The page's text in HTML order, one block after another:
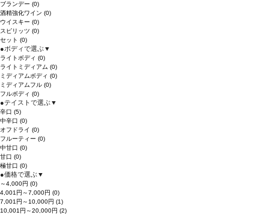
ブランデー (0)
酒精強化ワイン (0)
ウイスキー (0)
スピリッツ (0)
セット (0)
●ボディで選ぶ▼
ライトボディ (0)
ライトミディアム (0)
ミディアムボディ (0)
ミディアムフル (0)
フルボディ (0)
●テイストで選ぶ▼
辛口 (5)
中辛口 (0)
オフドライ (0)
フルーティー (0)
中甘口 (0)
甘口 (0)
極甘口 (0)
●価格で選ぶ▼
～4,000円 (0)
4,001円～7,000円 (0)
7,001円～10,000円 (1)
10,001円～20,000円 (2)